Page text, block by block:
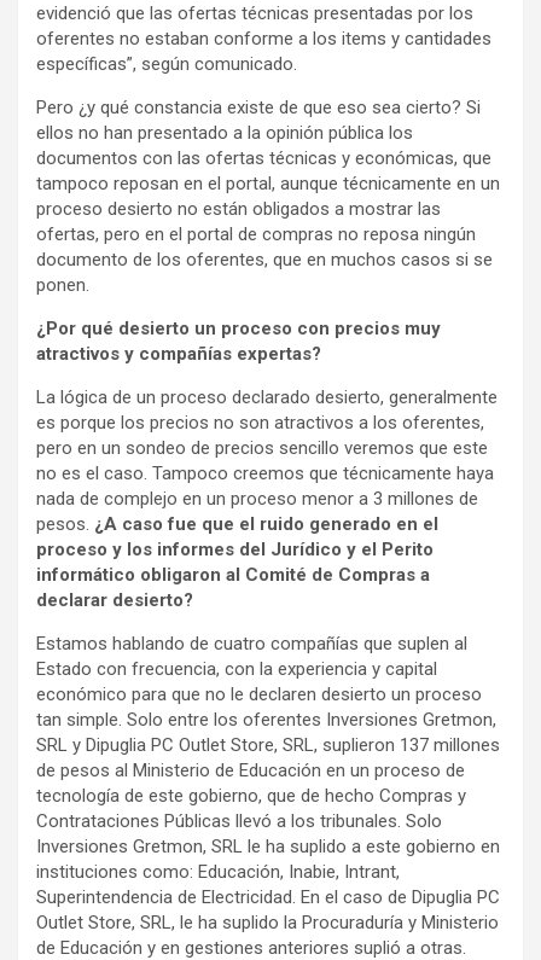
evidenció que las ofertas técnicas presentadas por los
oferentes no estaban conforme a los items y cantidades
específicas”, según comunicado.
Pero ¿y qué constancia existe de que eso sea cierto? Si
ellos no han presentado a la opinión pública los
documentos con las ofertas técnicas y económicas, que
tampoco reposan en el portal, aunque técnicamente en un
proceso desierto no están obligados a mostrar las
ofertas, pero en el portal de compras no reposa ningún
documento de los oferentes, que en muchos casos si se
ponen.
¿Por qué desierto un proceso con precios muy
atractivos y compañías expertas?
La lógica de un proceso declarado desierto, generalmente
es porque los precios no son atractivos a los oferentes,
pero en un sondeo de precios sencillo veremos que este
no es el caso. Tampoco creemos que técnicamente haya
nada de complejo en un proceso menor a 3 millones de
pesos. ¿A caso fue que el ruido generado en el
proceso y los informes del Jurídico y el Perito
informático obligaron al Comité de Compras a
declarar desierto?
Estamos hablando de cuatro compañías que suplen al
Estado con frecuencia, con la experiencia y capital
económico para que no le declaren desierto un proceso
tan simple. Solo entre los oferentes Inversiones Gretmon,
SRL y Dipuglia PC Outlet Store, SRL, suplieron 137 millones
de pesos al Ministerio de Educación en un proceso de
tecnología de este gobierno, que de hecho Compras y
Contrataciones Públicas llevó a los tribunales. Solo
Inversiones Gretmon, SRL le ha suplido a este gobierno en
instituciones como: Educación, Inabie, Intrant,
Superintendencia de Electricidad. En el caso de Dipuglia PC
Outlet Store, SRL, le ha suplido la Procuraduría y Ministerio
de Educación y en gestiones anteriores suplió a otras.